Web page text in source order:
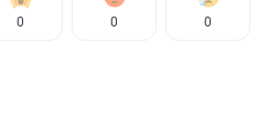
0 0 0